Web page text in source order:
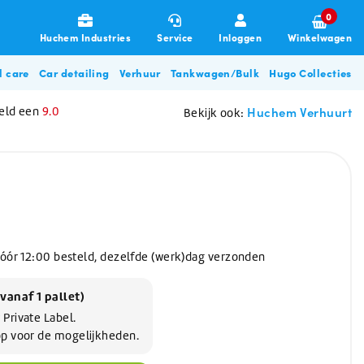
Huchem Industries Service Inloggen
0
Winkelwagen
Glasreiniger
Poetsdoeken auto & machine
Dooikorrels
Microvezeldoekjes
care Car detailing Verhuur Tankwagen/Bulk Hugo Collecties
een 9.0 Bekijk ook: Huchem Verhuurt
12:00 besteld, dezelfde (werk)dag verzonden
1 pallet)
Private Label.
voor de mogelijkheden.